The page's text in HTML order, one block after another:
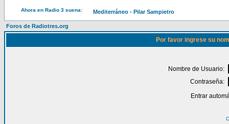
Ahora en Radio 3 suena: Mediterráneo - Pilar Sampietro
Foros de Radiotres.org
Por favor ingrese su
Nombre de Usuario:
Contraseña:
Entrar